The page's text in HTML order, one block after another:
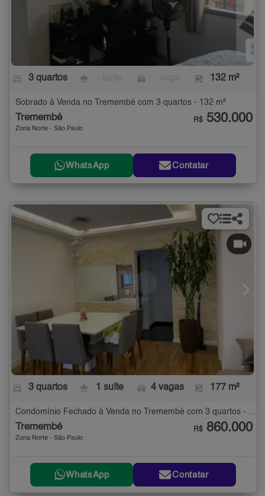
3 quartos 132 m²
Sobrado à Venda no Tremembé com 3 quartos - 132 m²
Tremembé
Zona Norte - São Paulo
R$ 530.000
WhatsApp Contatar
3 quartos 1 suíte 4 vagas 177 m²
Condomínio Fechado à Venda no Tremembé com 3 quartos - 177 m²
Tremembé
Zona Norte - São Paulo
R$ 860.000
WhatsApp Contatar